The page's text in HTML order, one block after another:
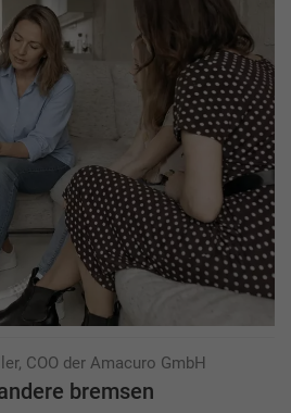
COO der Amacuro GmbH
bremsen